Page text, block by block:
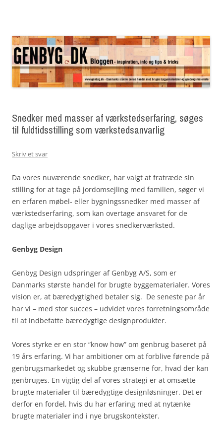
tricks
til
indhold
Snedker med masser af værkstedserfaring, søges
til fuldtidsstilling som værkstedsanvarlig
Skriv et svar
Da vores nuværende snedker, har valgt at fratræde sin
stilling for at tage på jordomsejling med familien, søger vi
en erfaren møbel- eller bygningssnedker med masser af
værkstedserfaring, som kan overtage ansvaret for de
daglige arbejdsopgaver i vores snedkerværksted.
Genbyg Design
Genbyg Design udspringer af Genbyg A/S, som er
Danmarks største handel for brugte byggematerialer. Vores
vision er, at bæredygtighed betaler sig. De seneste par år
har vi – med stor succes – udvidet vores forretningsområde
til at indbefatte bæredygtige designprodukter.
Vores styrke er en stor “know how” om genbrug baseret på
19 års erfaring. Vi har ambitioner om at forblive førende på
genbrugsmarkedet og skubbe grænserne for, hvad der kan
genbruges. En vigtig del af vores strategi er at omsætte
brugte materialer til bæredygtige designløsninger. Det er
derfor en fordel, hvis du har erfaring med at nytænke
brugte materialer ind i nye brugskontekster.